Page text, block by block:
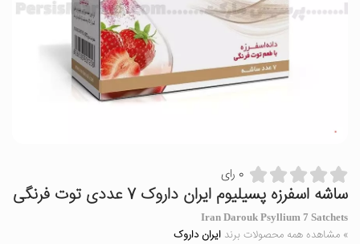
0 رای
ساشه اسفرزه پسیلیوم ایران داروک 7 عددی توت فرنگی
Iran Darouk Psyllium 7 Satchets
» مشاهده همه محصولات برند ایران داروک